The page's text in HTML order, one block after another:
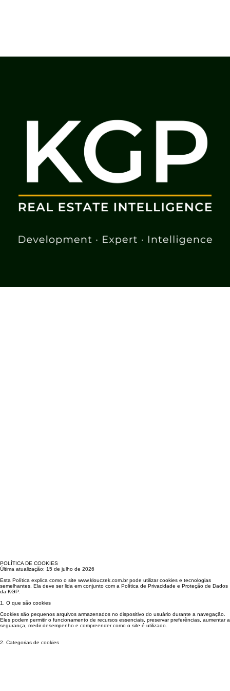
Última atualização: 15 de julho de 2026
Esta Política explica como o site www.klouczek.com.br pode utilizar cookies e tecnologias
da KGP.
1. O que são cookies
Cookies são pequenos arquivos armazenados no dispositivo do usuário durante a navegação.